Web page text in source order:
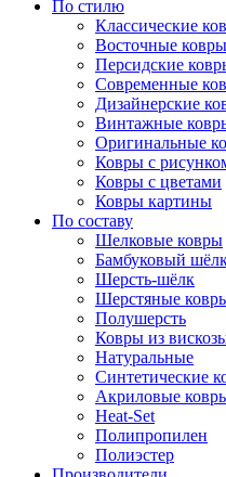
По стилю
Классические
Восточные ковры
Персидские
Современные
Дизайнерские
Винтажные
Оригинальные
Ковры с
Ковры с цветами
Ковры картины
По составу
Шелковые ковры
Бамбуковый
Шерсть-шёлк
Шерстяные
Полушерсть
Ковры из
Натуральные
Синтетические
Акриловые
Heat-Set
Полипропилен
Полиэстер